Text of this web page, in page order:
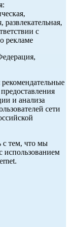
развлекательная,
с
рекламе
и анализа
сети
с тем, что мы
использованием